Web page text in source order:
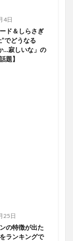
4日
ド＆しらさぎ
”でどうなる
…寂しいな」の
題】
25日
の特徴が出た
ランキングで